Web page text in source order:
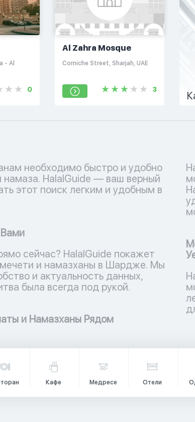
- Al
0
Al Zahra Mosque
Corniche Street, Sharjah, UAE
3
необходимо быстро и удобно
намаза. HalalGuide — ваш верный
этот поиск легким и удобным в
сейчас? HalalGuide покажет
и намазханы в Шардже. Мы
и актуальность данных,
была всегда под рукой.
и Намазханы Рядом
Кафе Медресе Отели